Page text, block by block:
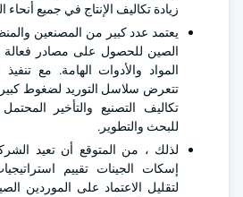
زيادة تكاليف الإنتاج في جميع أنحاء
يعتمد عدد كبير من المصنعين
الصين للحصول على مصادر فعالة
المواد والأدوات الهامة. مع
تتعرض سلاسل التوريد لضغوط
تكاليف التصنيع والتأخير
للبحث والتطوير.
لذلك ، من المتوقع أن تعيد
إسكات الجينات تقييم
لتقليل الاعتماد على الموردين